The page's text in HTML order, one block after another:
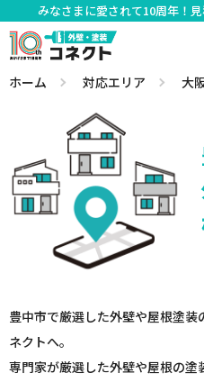
みなさまに愛されて10周年！
ホーム 対応エリア 大
豊中市で厳選した外壁や屋根塗
ネクトへ。
専門家が厳選した外壁や屋根の